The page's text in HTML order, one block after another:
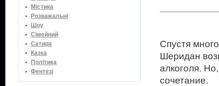
Містика
Розважальні
Шоу
Сімейний
Сатира
Казка
Політика
Фентезі
Спустя
Шеридан
алкоголя.
сочетание.